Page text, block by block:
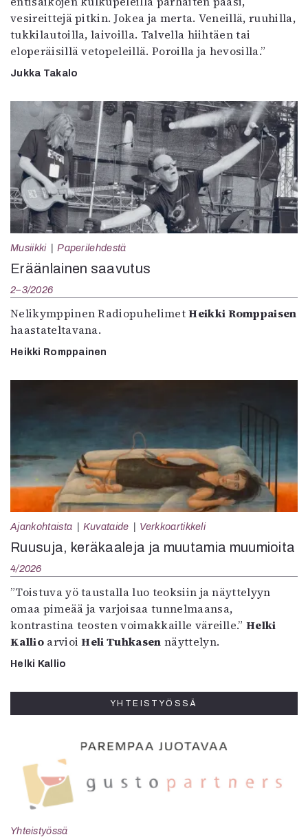
vesireittejä pitkin. Jokea ja merta. Veneillä, ruuhilla,
tukkilautoilla, laivoilla. Talvella hiihtäen tai
eloperäisillä vetopeleillä. Poroilla ja hevosilla.”
Jukka Takalo
Musiikki Paperilehdestä
Eräänlainen saavutus
2–3/2026
Nelikymppinen RadiopuhelimetHeikki Romppaisen
haastateltavana.
Heikki Romppainen
Ajankohtaista Kuvataide Verkkoartikkeli
Ruusuja, keräkaaleja ja muutamia muumioita
4/2026
”Toistuva yö taustalla luo teoksiin ja näyttelyyn
omaa pimeää ja varjoisaa tunnelmaansa,
kontrastina teosten voimakkaille väreille.”Helki
KallioarvioiHeli Tuhkasen näyttelyn.
Helki Kallio
YHTEISTYÖSSÄ
Yhteistyössä